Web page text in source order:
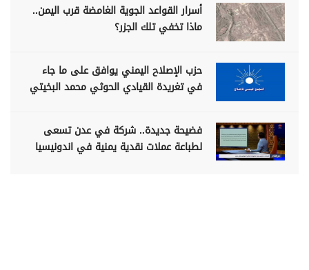
أسرار القواعد الجوية الغامضة قرب اليمن..
ماذا تخفي تلك الجزر؟
حزب الإصلاح اليمني يوافق على ما جاء
في تغريدة القيادي الحوثي محمد البخيتي
فضيحة جديدة.. شركة في عدن تسعى
لطباعة عملات نقدية يمنية في اندونيسيا